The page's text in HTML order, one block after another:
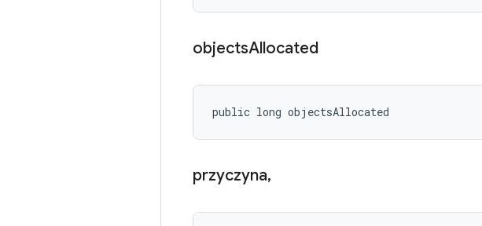
objectsAllocated
public long objectsAllocated
przyczyna,